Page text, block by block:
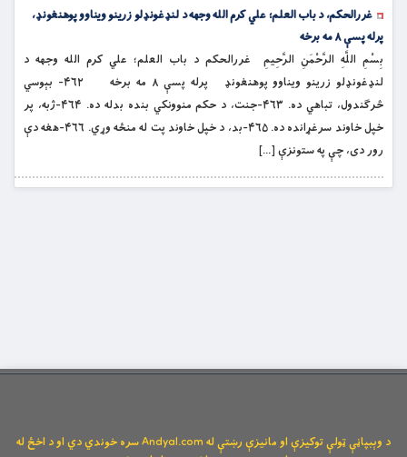
غررالحکم، د باب العلم؛ علي کرم الله وجهه د لنډغونډلو زرینو ویناوو پوهنغونډ،
پرله پسې ۸ مه برخه
بِسْمِ اللَّهِ الرَّحْمَنِ الرَّحِيمِ غررالحکم د باب العلم؛ علي کرم الله وجهه د
لنډغونډلو زرینو ویناوو پوهنغونډ پرله پسې ۸ مه برخه ۴۶۲- بېوسي
څرګندول، تباهي ده. ۴۶۳-جنت، د حکم منوونکي بنده بدله ده. ۴۶۴-ژبه، پر
خپل خاوند سرغړانده ده. ۴۶۵-بد، د خپل خاوند پت له منځه وړي. ۴۶۶-هغه دې
رور دی، چې په ستونزې […]
د وېبپاڼې ټولې توکیزې او مانیزې رښتې له Andyal.com سره خوندي دي او د اخځ له